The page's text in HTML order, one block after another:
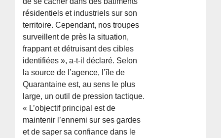
résidentiels et industriels sur son
territoire. Cependant, nos troupes
surveillent de près la situation,
frappant et détruisant des cibles
identifiées », a-t-il déclaré. Selon
la source de l’agence, l’île de
Quarantaine est, au sens le plus
large, un outil de pression tactique.
« L’objectif principal est de
maintenir l’ennemi sur ses gardes
et de saper sa confiance dans le